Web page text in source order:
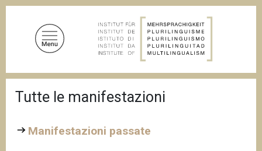
r
i
i
o
Tutte le manifestazioni
Manifestazioni passate